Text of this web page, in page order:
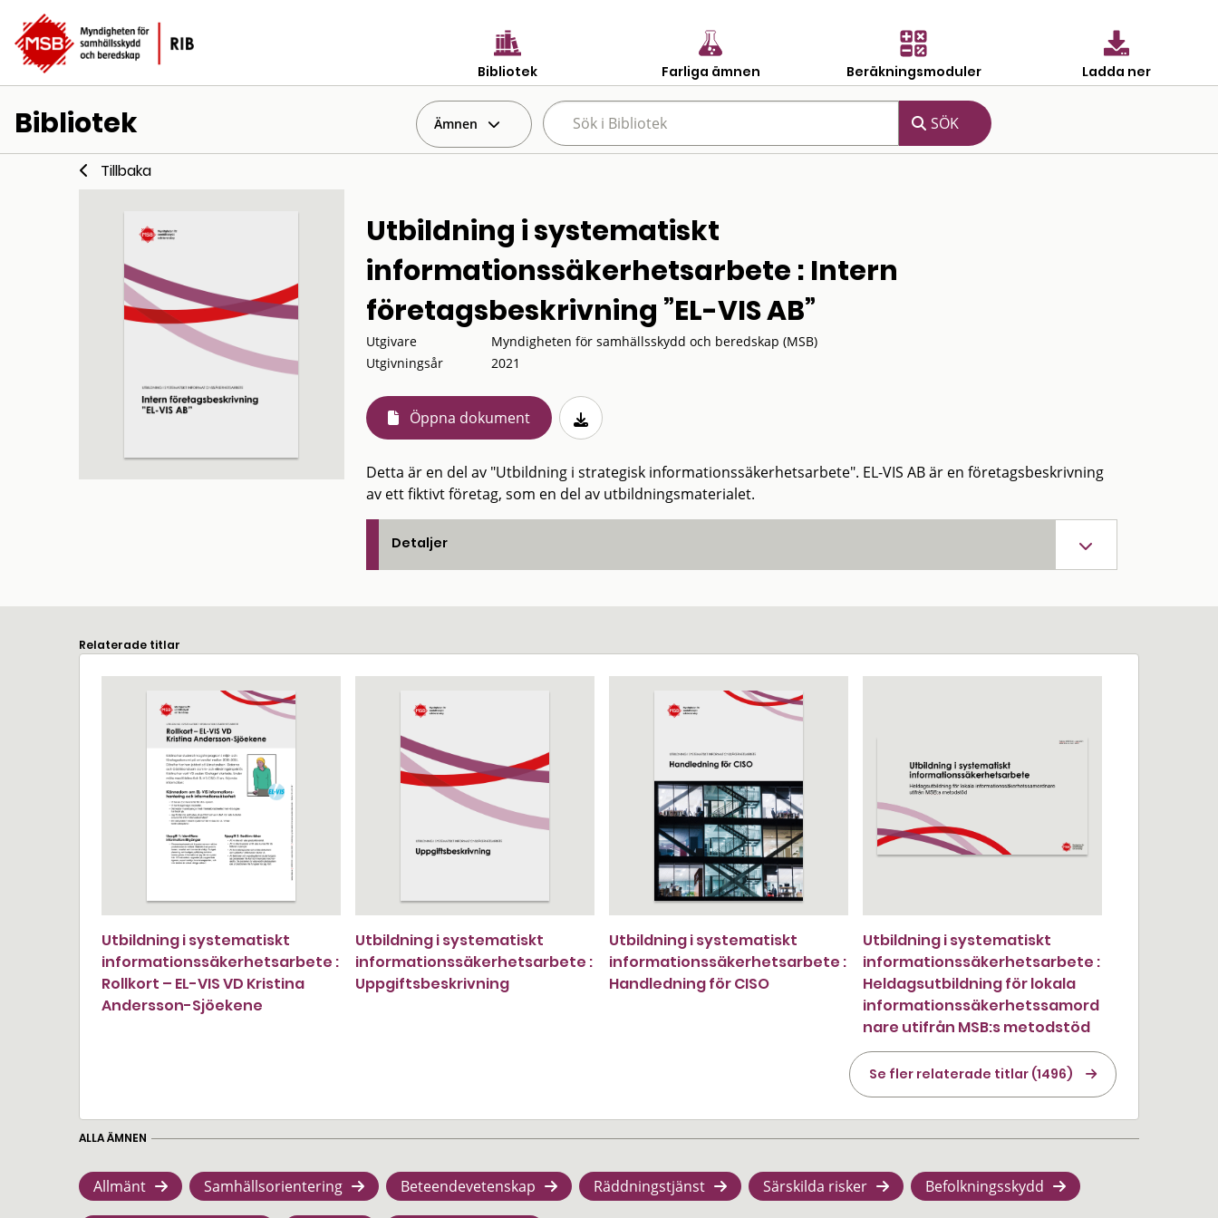
Bibliotek Farliga ämnen Beräkningsmoduler Ladda ner
Bibliotek Ämnen
Tillbaka
Utbildning i systematiskt
informationssäkerhetsarbete : Intern
företagsbeskrivning ”EL-VIS AB”
Utgivare
Myndigheten för samhällsskydd och beredskap (MSB)
Utgivningsår
2021
Öppna dokument
Detta är en del av "Utbildning i strategisk informationssäkerhetsarbete". EL-VIS AB är en företagsbeskrivning
av ett fiktivt företag, som en del av utbildningsmaterialet.
Detaljer
Relaterade titlar
Utbildning i systematiskt
informationssäkerhetsarbete :
Rollkort – EL-VIS VD Kristina
Andersson-Sjöekene
Utbildning i systematiskt
informationssäkerhetsarbete :
Uppgiftsbeskrivning
Utbildning i systematiskt
informationssäkerhetsarbete :
Handledning för CISO
Utbildning i systematiskt
informationssäkerhetsarbete :
Heldagsutbildning för lokala
informationssäkerhetssamord
nare utifrån MSB:s metodstöd
Se fler relaterade titlar (1496)
ALLA ÄMNEN
Allmänt Samhällsorientering Beteendevetenskap Räddningstjänst Särskilda risker Befolkningsskydd